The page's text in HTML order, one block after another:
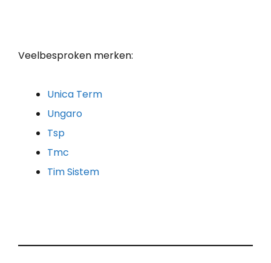
Veelbesproken merken:
Unica Term
Ungaro
Tsp
Tmc
Tim Sistem